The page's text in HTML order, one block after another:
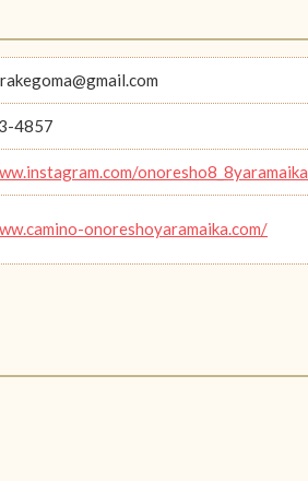
4857
onoresho8_8yaramaika
onoreshoyaramaika.com/